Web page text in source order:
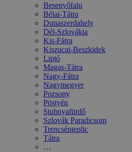
Besenyőfalu
Bélai-Tátra
Dunaszerdahely
Dél-Szlovákia
Kis-Fátra
Kiszucai-Beszkidek
Liptó
Magas-Tátra
Nagy-Fátra
Nagymegyer
Pozsony
Pöstyén
Stubnyafürdő
Szlovák Paradicsom
Trencsénteplic
Tátra
…